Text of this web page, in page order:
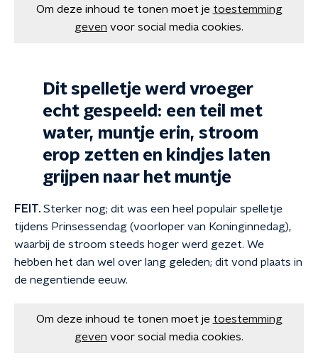
Om deze inhoud te tonen moet je toestemming
geven voor social media cookies.
Dit spelletje werd vroeger
echt gespeeld: een teil met
water, muntje erin, stroom
erop zetten en kindjes laten
grijpen naar het muntje
FEIT. Sterker nog; dit was een heel populair spelletje
tijdens Prinsessendag (voorloper van Koninginnedag),
waarbij de stroom steeds hoger werd gezet. We
hebben het dan wel over lang geleden; dit vond plaats in
de negentiende eeuw.
Om deze inhoud te tonen moet je toestemming
geven voor social media cookies.